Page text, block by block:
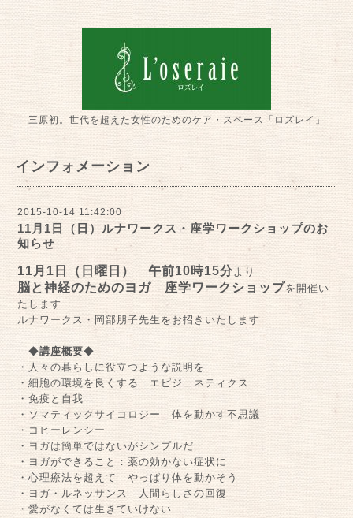
三原初。世代を超えた女性のためのケア・スペース「ロズレイ」
インフォメーション
2015-10-14 11:42:00
11月1日（日）ルナワークス・座学ワークショップのお
知らせ
11月1日（日曜日） 午前10時15分より
脳と神経のためのヨガ 座学ワークショップを開催い
たします
ルナワークス・岡部朋子先生をお招きいたします
◆講座概要◆
・人々の暮らしに役立つような説明を
・細胞の環境を良くする エピジェネティクス
・免疫と自我
・ソマティックサイコロジー 体を動かす不思議
・コヒーレンシー
・ヨガは簡単ではないがシンプルだ
・ヨガができること：薬の効かない症状に
・心理療法を超えて やっぱり体を動かそう
・ヨガ・ルネッサンス 人間らしさの回復
・愛がなくては生きていけない